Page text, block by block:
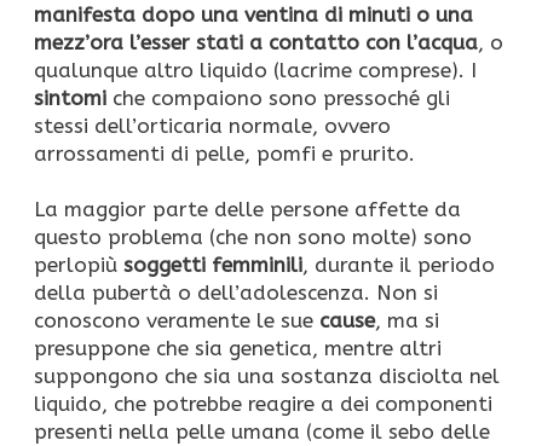
manifesta dopo una ventina di minuti o una
mezz’ora l’esser stati a contatto con l’acqua, o
qualunque altro liquido (lacrime comprese). I
sintomi che compaiono sono pressoché gli
stessi dell’orticaria normale, ovvero
arrossamenti di pelle, pomfi e prurito.
La maggior parte delle persone affette da
questo problema (che non sono molte) sono
perlopiù soggetti femminili, durante il periodo
della pubertà o dell’adolescenza. Non si
conoscono veramente le sue cause, ma si
presuppone che sia genetica, mentre altri
suppongono che sia una sostanza disciolta nel
liquido, che potrebbe reagire a dei componenti
presenti nella pelle umana (come il sebo delle